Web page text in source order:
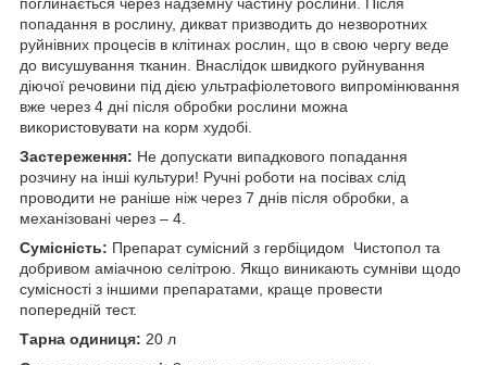
поглинається через надземну частину рослини. Після
попадання в рослину, дикват призводить до незворотних
руйнівних процесів в клітинах рослин, що в свою чергу веде
до висушування тканин. Внаслідок швидкого руйнування
діючої речовини під дією ультрафіолетового випромінювання
вже через 4 дні після обробки рослини можна
використовувати на корм худобі.
Застереження: Не допускати випадкового попадання
розчину на інші культури! Ручні роботи на посівах слід
проводити не раніше ніж через 7 днів після обробки, а
механізовані через – 4.
Сумісність: Препарат сумісний з гербіцидом Чистопол та
добривом аміачною селітрою. Якщо виникають сумніви щодо
сумісності з іншими препаратами, краще провести
попередній тест.
Тарна одиниця: 20 л